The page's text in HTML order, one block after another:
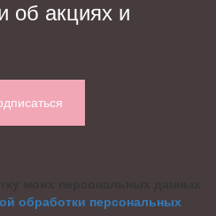
об акциях и
обработки персональных